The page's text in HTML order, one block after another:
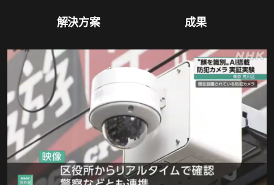
解決方案 成果